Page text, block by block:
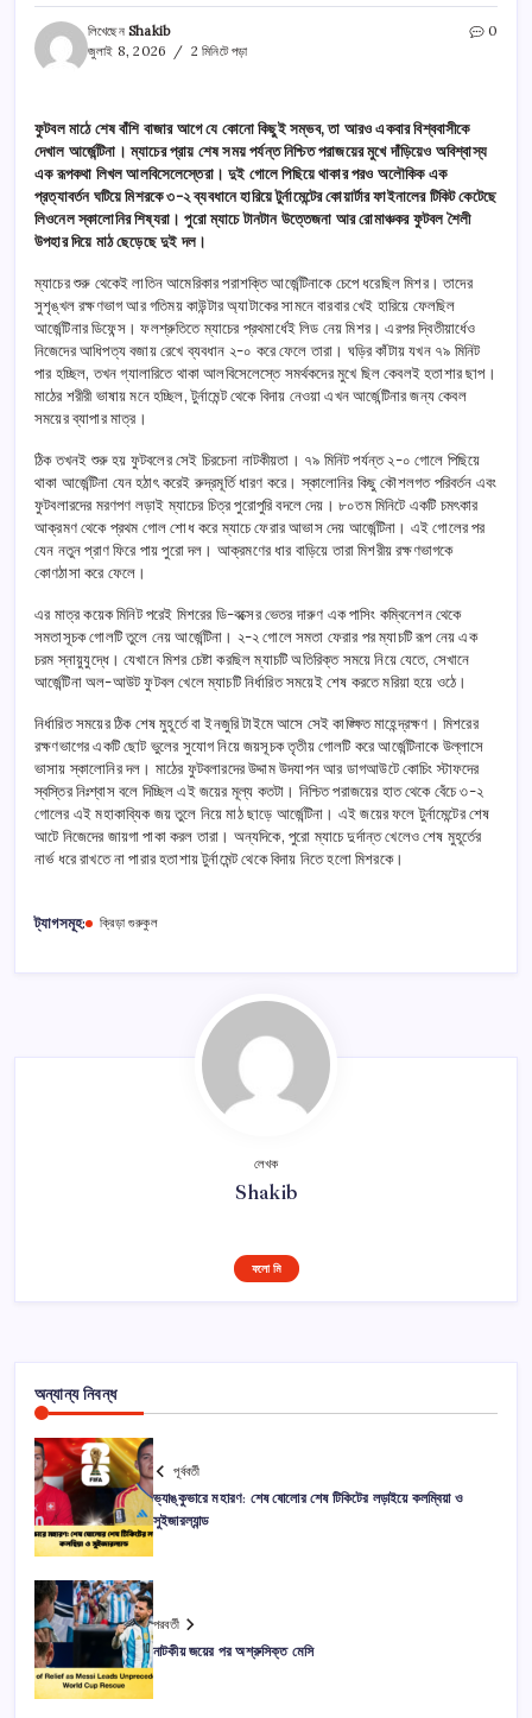
লিখেছেন Shakib
জুলাই 8, 2026
2 মিনিটে পড়া
0
ফুটবল মাঠে শেষ বাঁশি বাজার আগে যে কোনো কিছুই সম্ভব, তা আরও একবার বিশ্ববাসীকে
দেখাল আর্জেন্টিনা। ম্যাচের প্রায় শেষ সময় পর্যন্ত নিশ্চিত পরাজয়ের মুখে দাঁড়িয়েও অবিশ্বাস্য
এক রূপকথা লিখল আলবিসেলেস্তেরা। দুই গোলে পিছিয়ে থাকার পরও অলৌকিক এক
প্রত্যাবর্তন ঘটিয়ে মিশরকে ৩-২ ব্যবধানে হারিয়ে টুর্নামেন্টের কোয়ার্টার ফাইনালের টিকিট কেটেছে
লিওনেল স্কালোনির শিষ্যরা। পুরো ম্যাচে টানটান উত্তেজনা আর রোমাঞ্চকর ফুটবল শৈলী
উপহার দিয়ে মাঠ ছেড়েছে দুই দল।
ম্যাচের শুরু থেকেই লাতিন আমেরিকার পরাশক্তি আর্জেন্টিনাকে চেপে ধরেছিল মিশর। তাদের
সুশৃঙ্খল রক্ষণভাগ আর গতিময় কাউন্টার অ্যাটাকের সামনে বারবার খেই হারিয়ে ফেলছিল
আর্জেন্টিনার ডিফেন্স। ফলশ্রুতিতে ম্যাচের প্রথমার্ধেই লিড নেয় মিশর। এরপর দ্বিতীয়ার্ধেও
নিজেদের আধিপত্য বজায় রেখে ব্যবধান ২-০ করে ফেলে তারা। ঘড়ির কাঁটায় যখন ৭৯ মিনিট
পার হচ্ছিল, তখন গ্যালারিতে থাকা আলবিসেলেস্তে সমর্থকদের মুখে ছিল কেবলই হতাশার ছাপ।
মাঠের শরীরী ভাষায় মনে হচ্ছিল, টুর্নামেন্ট থেকে বিদায় নেওয়া এখন আর্জেন্টিনার জন্য কেবল
সময়ের ব্যাপার মাত্র।
ঠিক তখনই শুরু হয় ফুটবলের সেই চিরচেনা নাটকীয়তা। ৭৯ মিনিট পর্যন্ত ২-০ গোলে পিছিয়ে
থাকা আর্জেন্টিনা যেন হঠাৎ করেই রুদ্রমূর্তি ধারণ করে। স্কালোনির কিছু কৌশলগত পরিবর্তন এবং
ফুটবলারদের মরণপণ লড়াই ম্যাচের চিত্র পুরোপুরি বদলে দেয়। ৮০তম মিনিটে একটি চমৎকার
আক্রমণ থেকে প্রথম গোল শোধ করে ম্যাচে ফেরার আভাস দেয় আর্জেন্টিনা। এই গোলের পর
যেন নতুন প্রাণ ফিরে পায় পুরো দল। আক্রমণের ধার বাড়িয়ে তারা মিশরীয় রক্ষণভাগকে
কোণঠাসা করে ফেলে।
এর মাত্র কয়েক মিনিট পরেই মিশরের ডি-বক্সের ভেতর দারুণ এক পাসিং কম্বিনেশন থেকে
সমতাসূচক গোলটি তুলে নেয় আর্জেন্টিনা। ২-২ গোলে সমতা ফেরার পর ম্যাচটি রূপ নেয় এক
চরম স্নায়ুযুদ্ধে। যেখানে মিশর চেষ্টা করছিল ম্যাচটি অতিরিক্ত সময়ে নিয়ে যেতে, সেখানে
আর্জেন্টিনা অল-আউট ফুটবল খেলে ম্যাচটি নির্ধারিত সময়েই শেষ করতে মরিয়া হয়ে ওঠে।
নির্ধারিত সময়ের ঠিক শেষ মুহূর্তে বা ইনজুরি টাইমে আসে সেই কাঙ্ক্ষিত মাহেন্দ্রক্ষণ। মিশরের
রক্ষণভাগের একটি ছোট ভুলের সুযোগ নিয়ে জয়সূচক তৃতীয় গোলটি করে আর্জেন্টিনাকে উল্লাসে
ভাসায় স্কালোনির দল। মাঠের ফুটবলারদের উদ্দাম উদযাপন আর ডাগআউটে কোচিং স্টাফদের
স্বস্তির নিঃশ্বাস বলে দিচ্ছিল এই জয়ের মূল্য কতটা। নিশ্চিত পরাজয়ের হাত থেকে বেঁচে ৩-২
গোলের এই মহাকাব্যিক জয় তুলে নিয়ে মাঠ ছাড়ে আর্জেন্টিনা। এই জয়ের ফলে টুর্নামেন্টের শেষ
আটে নিজেদের জায়গা পাকা করল তারা। অন্যদিকে, পুরো ম্যাচে দুর্দান্ত খেলেও শেষ মুহূর্তের
নার্ভ ধরে রাখতে না পারার হতাশায় টুর্নামেন্ট থেকে বিদায় নিতে হলো মিশরকে।
ট্যাগসমূহ: ক্রিড়া গুরুকুল
লেখক
Shakib
ফলো মি
অন্যান্য নিবন্ধ
পূর্ববর্তী
ভ্যাঙ্কুভারে মহারণ: শেষ ষোলোর শেষ টিকিটের লড়াইয়ে কলম্বিয়া ও
সুইজারল্যান্ড
পরবর্তী
নাটকীয় জয়ের পর অশ্রুসিক্ত মেসি